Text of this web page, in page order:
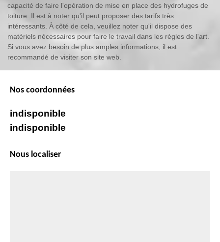
capacité de faire l'opération de mise en place des hydrofuges de
toiture. Il est à noter qu'il peut proposer des tarifs très
intéressants. À côté de cela, veuillez noter qu'il dispose des
matériels nécessaires pour faire le travail dans les règles de l'art.
Si vous avez besoin de plus amples informations, il est
recommandé de visiter son site web.
Nos coordonnées
indisponible
indisponible
Nous localiser